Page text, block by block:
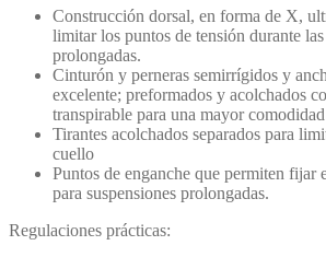
Construcción dorsal, en forma de X,
limitar los puntos de tensión durante las
prolongadas.
Cinturón y perneras semirrígidos y
excelente; preformados y acolchados
transpirable para una mayor
Tirantes acolchados separados para
cuello
Puntos de enganche que permiten
para suspensiones prolongadas.
Regulaciones prácticas: